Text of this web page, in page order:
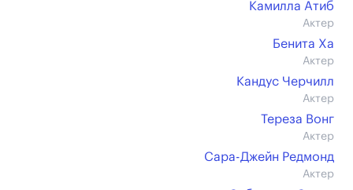
Камилла Атиб
Актер
Бенита Ха
Актер
Кандус Черчилл
Актер
Тереза Вонг
Актер
Сара-Джейн Редмонд
Актер